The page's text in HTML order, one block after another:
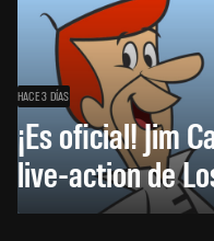
HACE 3 DÍAS
¡Es oficial! Jim
live-action de